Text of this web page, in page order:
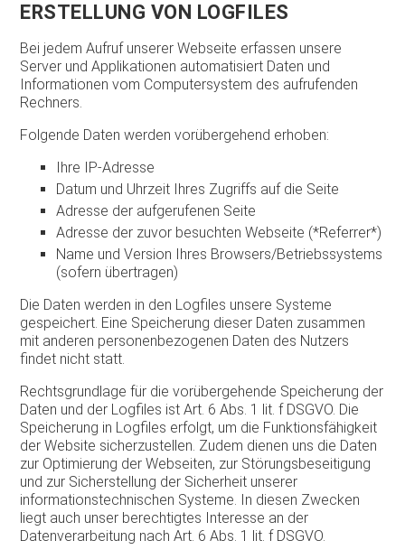
ERSTELLUNG VON LOGFILES
Bei jedem Aufruf unserer Webseite erfassen unsere
Server und Applikationen automatisiert Daten und
Informationen vom Computersystem des aufrufenden
Rechners.
Folgende Daten werden vorübergehend erhoben:
Ihre IP-Adresse
Datum und Uhrzeit Ihres Zugriffs auf die Seite
Adresse der aufgerufenen Seite
Adresse der zuvor besuchten Webseite (*Referrer*)
Name und Version Ihres Browsers/Betriebssystems
(sofern übertragen)
Die Daten werden in den Logfiles unsere Systeme
gespeichert. Eine Speicherung dieser Daten zusammen
mit anderen personenbezogenen Daten des Nutzers
findet nicht statt.
Rechtsgrundlage für die vorübergehende Speicherung der
Daten und der Logfiles ist Art. 6 Abs. 1 lit. f DSGVO. Die
Speicherung in Logfiles erfolgt, um die Funktionsfähigkeit
der Website sicherzustellen. Zudem dienen uns die Daten
zur Optimierung der Webseiten, zur Störungsbeseitigung
und zur Sicherstellung der Sicherheit unserer
informationstechnischen Systeme. In diesen Zwecken
liegt auch unser berechtigtes Interesse an der
Datenverarbeitung nach Art. 6 Abs. 1 lit. f DSGVO.